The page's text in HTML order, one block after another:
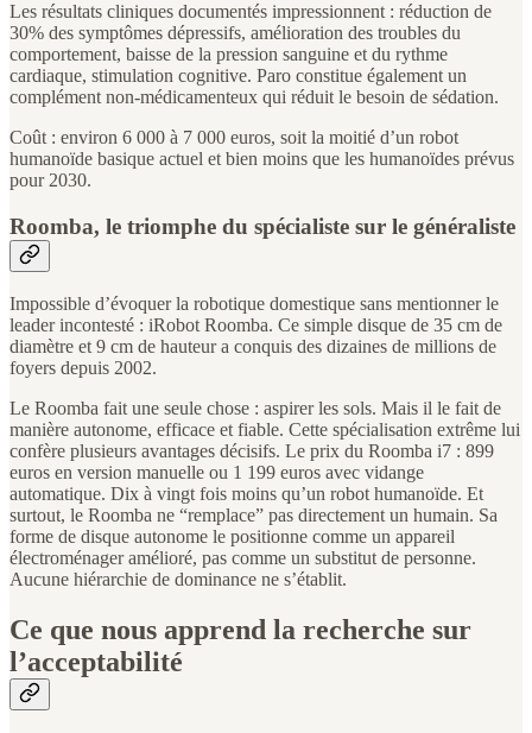
Les résultats cliniques documentés impressionnent : réduction de
30% des symptômes dépressifs, amélioration des troubles du
comportement, baisse de la pression sanguine et du rythme
cardiaque, stimulation cognitive. Paro constitue également un
complément non-médicamenteux qui réduit le besoin de sédation.
Coût : environ 6 000 à 7 000 euros, soit la moitié d’un robot
humanoïde basique actuel et bien moins que les humanoïdes prévus
pour 2030.
Roomba, le triomphe du spécialiste sur le généraliste
Impossible d’évoquer la robotique domestique sans mentionner le
leader incontesté : iRobot Roomba. Ce simple disque de 35 cm de
diamètre et 9 cm de hauteur a conquis des dizaines de millions de
foyers depuis 2002.
Le Roomba fait une seule chose : aspirer les sols. Mais il le fait de
manière autonome, efficace et fiable. Cette spécialisation extrême lui
confère plusieurs avantages décisifs. Le prix du Roomba i7 : 899
euros en version manuelle ou 1 199 euros avec vidange
automatique. Dix à vingt fois moins qu’un robot humanoïde. Et
surtout, le Roomba ne “remplace” pas directement un humain. Sa
forme de disque autonome le positionne comme un appareil
électroménager amélioré, pas comme un substitut de personne.
Aucune hiérarchie de dominance ne s’établit.
Ce que nous apprend la recherche sur
l’acceptabilité